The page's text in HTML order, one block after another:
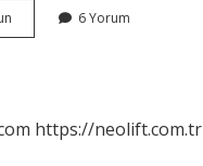
Kanguru
6 Yorum
https://neolift.com.tr